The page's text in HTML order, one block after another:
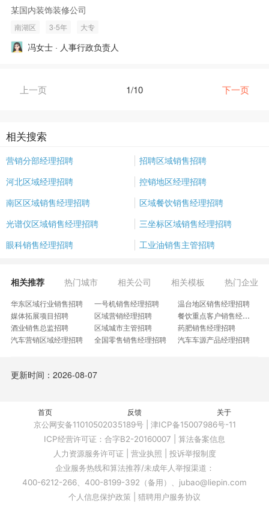
某国内装饰装修公司
南湖区 3-5年 大专
冯女士 · 人事行政负责人
上一页 1/10 下一页
相关搜索
营销分部经理招聘
招聘区域销售招聘
河北区域经理招聘
控销地区经理招聘
南区区域销售经理招聘
区域餐饮销售经理招聘
光谱仪区域销售经理招聘
三坐标区域销售经理招聘
眼科销售经理招聘
工业油销售主管招聘
相关推荐 热门城市 相关公司 相关模板 热门企业
华东区域行业销售招聘 一号机销售经理招聘
温台地区销售经理招聘
媒体拓展项目招聘
区域营销经理招聘
餐饮重点客户销售经理招聘
酒业销售总监招聘
区域城市主管招聘
药肥销售经理招聘
汽车营销区域经理招聘
全国零售销售经理招聘
汽车车源产品经理招聘
桁架楼承板销售经理招聘
华东片区销售经理招聘
资产去化经理招聘
高端美妆集合店招聘 老酒办事处经理招聘
更新时间：2026-08-07
首页 反馈 关于